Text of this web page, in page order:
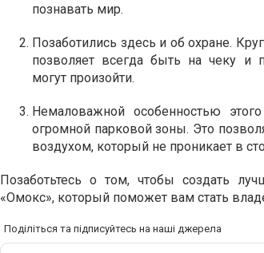
познавать мир.
Позаботились здесь и об охране.
позволяет всегда быть на чеку и
могут произойти.
Немаловажной особенностью
огромной парковой зоны. Это
воздухом, который не проникает в
Позаботьтесь о том, чтобы создать
«Омокс», который поможет вам стать
Поділіться та підписуйтесь на наші джерела